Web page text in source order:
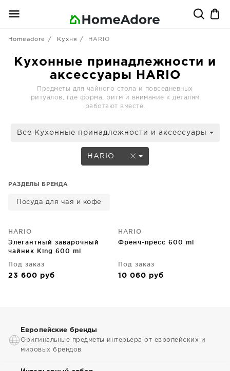
Homeadore Кухня HARIO
Кухонные принадлежности и
аксессуары HARIO
Предметы для чайного стола и повседневных
ритуалов, где форма, ритм и внимание к деталям
работают вместе.
Все Кухонные принадлежности и аксессуары
HARIO
РАЗДЕЛЫ БРЕНДА
Посуда для чая и кофе
HARIO
Элегантный заварочный
чайник King 600 ml
Под заказ
23 600 руб
HARIO
Френч-пресс 600 ml
Под заказ
10 060 руб
Европейские бренды
Оригинальные предметы интерьера от европейских и
мировых брендов